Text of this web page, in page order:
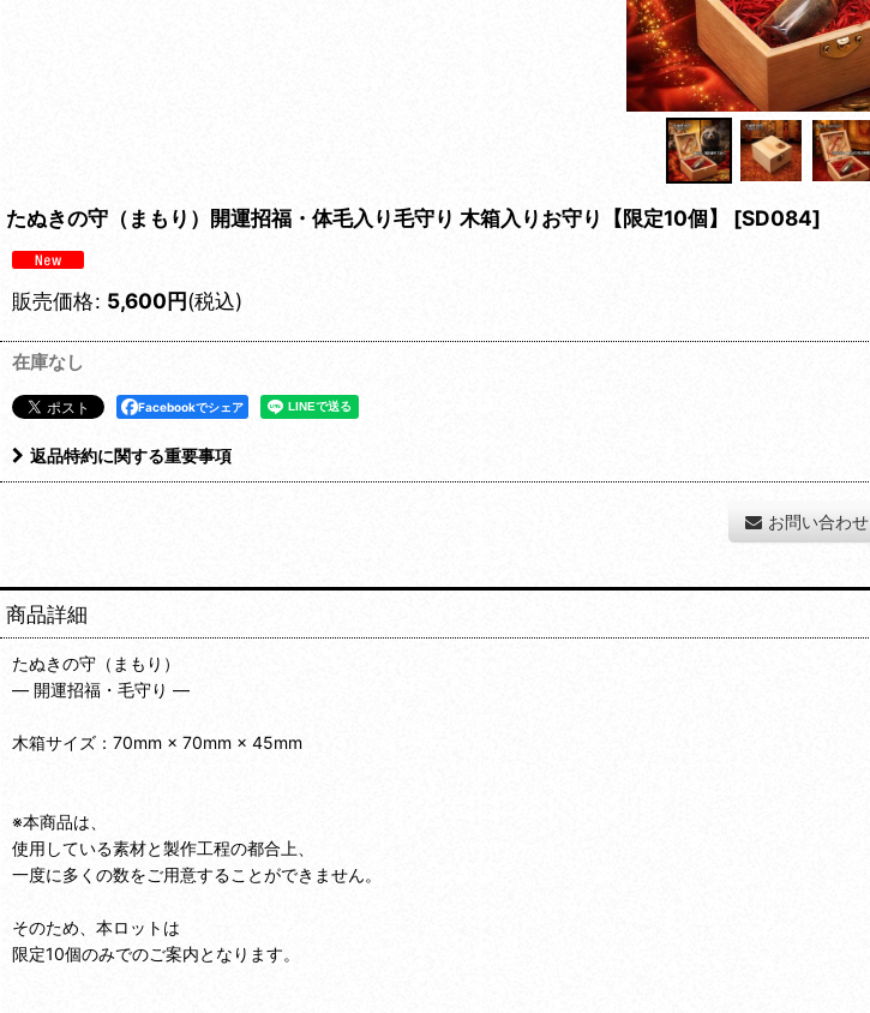
たぬきの守（まもり）開運招福・体毛入り毛守り 木箱入りお守り【限定10個】 [SD084]
販売価格: 5,600円(税込)
在庫なし
Facebookでシェア
返品特約に関する重要事項
お問い合わせ
商品詳細
たぬきの守（まもり）
― 開運招福・毛守り ―
木箱サイズ：70mm × 70mm × 45mm
※本商品は、
使用している素材と製作工程の都合上、
一度に多くの数をご用意することができません。
そのため、本ロットは
限定10個のみでのご案内となります。